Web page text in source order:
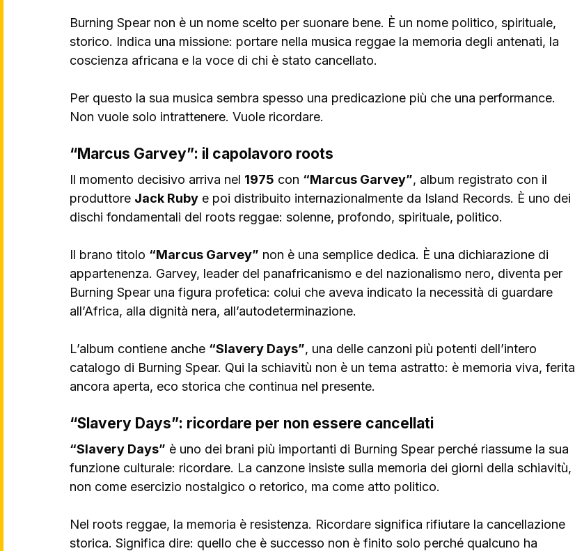
Burning Spear non è un nome scelto per suonare bene. È un nome politico, spirituale,
storico. Indica una missione: portare nella musica reggae la memoria degli antenati, la
coscienza africana e la voce di chi è stato cancellato.
Per questo la sua musica sembra spesso una predicazione più che una performance.
Non vuole solo intrattenere. Vuole ricordare.
“Marcus Garvey”: il capolavoro roots
Il momento decisivo arriva nel 1975 con “Marcus Garvey”, album registrato con il
produttore Jack Ruby e poi distribuito internazionalmente da Island Records. È uno dei
dischi fondamentali del roots reggae: solenne, profondo, spirituale, politico.
Il brano titolo “Marcus Garvey” non è una semplice dedica. È una dichiarazione di
appartenenza. Garvey, leader del panafricanismo e del nazionalismo nero, diventa per
Burning Spear una figura profetica: colui che aveva indicato la necessità di guardare
all’Africa, alla dignità nera, all’autodeterminazione.
L’album contiene anche “Slavery Days”, una delle canzoni più potenti dell’intero
catalogo di Burning Spear. Qui la schiavitù non è un tema astratto: è memoria viva, ferita
ancora aperta, eco storica che continua nel presente.
“Slavery Days”: ricordare per non essere cancellati
“Slavery Days” è uno dei brani più importanti di Burning Spear perché riassume la sua
funzione culturale: ricordare. La canzone insiste sulla memoria dei giorni della schiavitù,
non come esercizio nostalgico o retorico, ma come atto politico.
Nel roots reggae, la memoria è resistenza. Ricordare significa rifiutare la cancellazione
storica. Significa dire: quello che è successo non è finito solo perché qualcuno ha